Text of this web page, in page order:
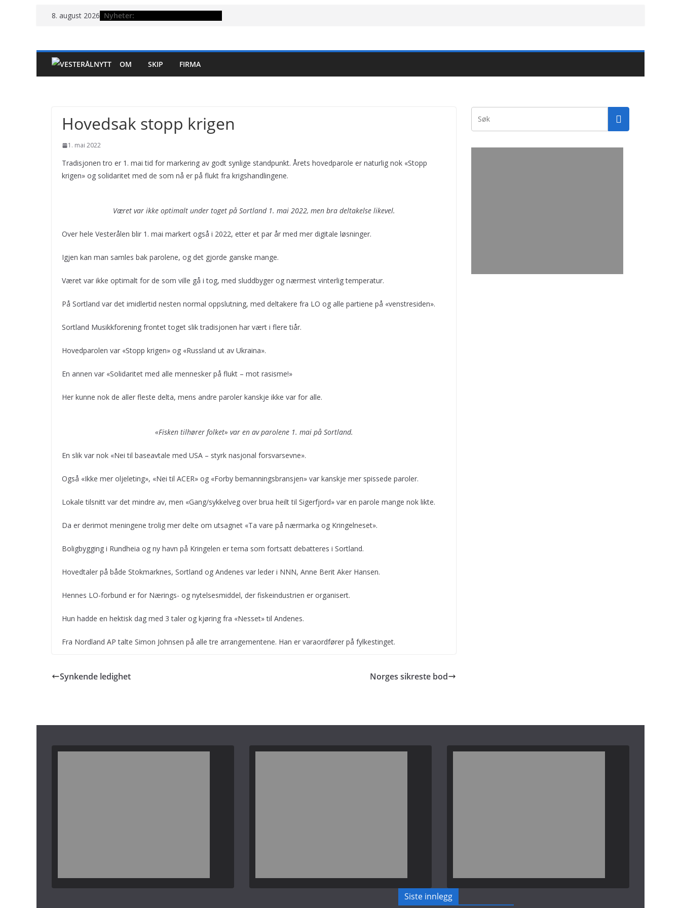
Hopp8. august 2026 Nyheter:
OM SKIP FIRMA
Hovedsak stopp krigen
1. mai 2022
Tradisjonen tro er 1. mai tid for markering av godt synlige standpunkt. Årets hovedparole er naturlig nok «Stopp
krigen» og solidaritet med de som nå er på flukt fra krigshandlingene.
Været var ikke optimalt under toget på Sortland 1. mai 2022, men bra deltakelse likevel.
Over hele Vesterålen blir 1. mai markert også i 2022, etter et par år med mer digitale løsninger.
Igjen kan man samles bak parolene, og det gjorde ganske mange.
Været var ikke optimalt for de som ville gå i tog, med sluddbyger og nærmest vinterlig temperatur.
På Sortland var det imidlertid nesten normal oppslutning, med deltakere fra LO og alle partiene på «venstresiden».
Sortland Musikkforening frontet toget slik tradisjonen har vært i flere tiår.
Hovedparolen var «Stopp krigen» og «Russland ut av Ukraina».
En annen var «Solidaritet med alle mennesker på flukt – mot rasisme!»
Her kunne nok de aller fleste delta, mens andre paroler kanskje ikke var for alle.
«Fisken tilhører folket» var en av parolene 1. mai på Sortland.
En slik var nok «Nei til baseavtale med USA – styrk nasjonal forsvarsevne».
Også «Ikke mer oljeleting», «Nei til ACER» og «Forby bemanningsbransjen» var kanskje mer spissede paroler.
Lokale tilsnitt var det mindre av, men «Gang/sykkelveg over brua heilt til Sigerfjord» var en parole mange nok likte.
Da er derimot meningene trolig mer delte om utsagnet «Ta vare på nærmarka og Kringelneset».
Boligbygging i Rundheia og ny havn på Kringelen er tema som fortsatt debatteres i Sortland.
Hovedtaler på både Stokmarknes, Sortland og Andenes var leder i NNN, Anne Berit Aker Hansen.
Hennes LO-forbund er for Nærings- og nytelsesmiddel, der fiskeindustrien er organisert.
Hun hadde en hektisk dag med 3 taler og kjøring fra «Nesset» til Andenes.
Fra Nordland AP talte Simon Johnsen på alle tre arrangementene. Han er varaordfører på fylkestinget.
Synkende ledighet Norges sikreste bod
Siste innlegg